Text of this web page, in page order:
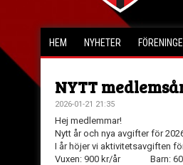
HEM NYHETER
NYTT
2026-01-21 21:35
Hej medlemmar!
Nytt år och nya avgifter för
I år höjer vi aktivitetsavgiften
Vuxen: 900 kr/år Barn: